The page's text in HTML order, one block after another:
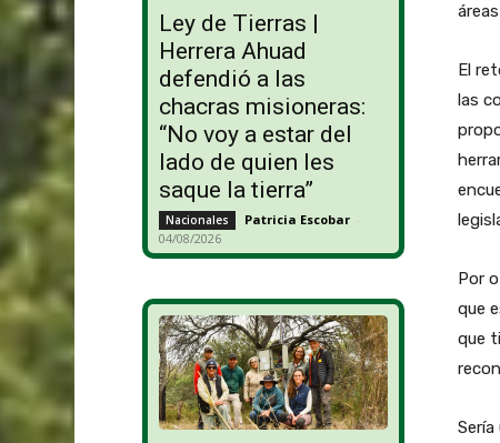
Ley de Tierras |
Herrera Ahuad
defendió a las
chacras misioneras:
“No voy a estar del
lado de quien les
saque la tierra”
Nacionales Patricia Escobar -
04/08/2026
El
las
Por
que
que